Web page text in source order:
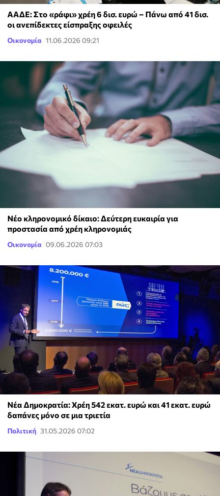
ΑΑΔΕ: Στο «ράφι» χρέη 6 δισ. ευρώ – Πάνω από 41 δισ.
οι ανεπίδεκτες είσπραξης οφειλές
Οικονομία 11.06.2026 09:21
Νέο κληρονομικό δίκαιο: Δεύτερη ευκαιρία για
προστασία από χρέη κληρονομιάς
Οικονομία 09.06.2026 07:03
Νέα Δημοκρατία: Χρέη 542 εκατ. ευρώ και 41 εκατ. ευρώ
δαπάνες μόνο σε μια τριετία
Πολιτική 31.05.2026 07:02